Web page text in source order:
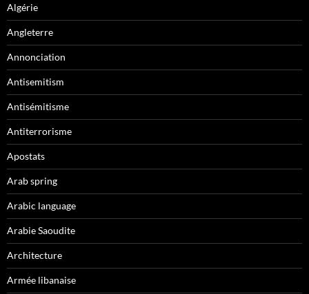
Algérie
Angleterre
Annonciation
Antisemitism
Antisémitisme
Antiterrorisme
Apostats
Arab spring
Arabic language
Arabie Saoudite
Architecture
Armée libanaise